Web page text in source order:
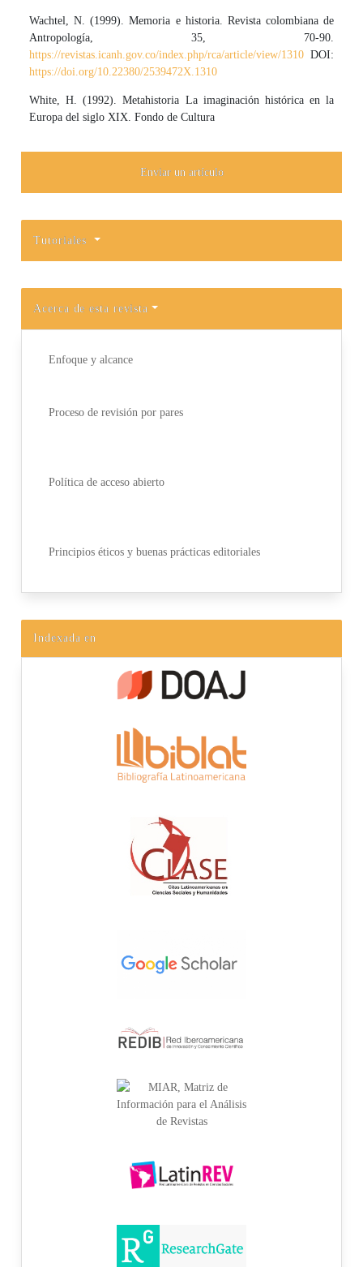
Wachtel, N. (1999). Memoria e historia. Revista colombiana de
Antropología, 35, 70-90.
https://revistas.icanh.gov.co/index.php/rca/article/view/1310 DOI:
https://doi.org/10.22380/2539472X.1310
White, H. (1992). Metahistoria La imaginación histórica en la
Europa del siglo XIX. Fondo de Cultura
Enviar un artículo
Tutoriales
Acerca de esta revista
Enfoque y alcance
Proceso de revisión por pares
Política de acceso abierto
Principios éticos y buenas prácticas editoriales
Indexada en